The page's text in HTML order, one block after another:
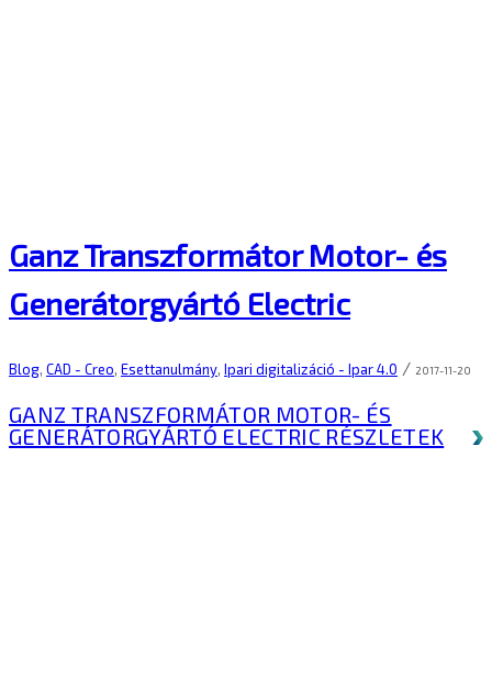
Ganz Transzformátor Motor- és
Generátorgyártó Electric
Blog, CAD - Creo, Esettanulmány, Ipari digitalizáció - Ipar 4.0 / 2017-11-20
GANZ TRANSZFORMÁTOR MOTOR- ÉS
GENERÁTORGYÁRTÓ ELECTRIC RÉSZLETEK